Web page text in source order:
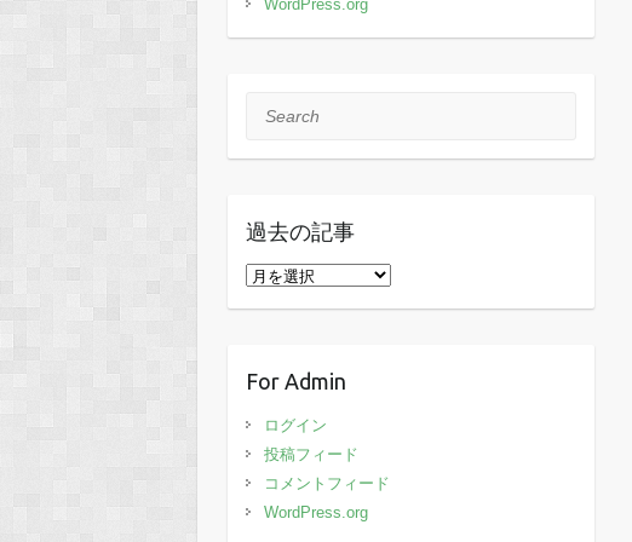
WordPress.org
Search
過去の記事
過
事
For Admin
ログイン
投稿フィード
コメントフィード
WordPress.org